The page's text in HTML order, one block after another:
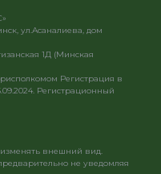
ул.Асаналиева, дом
1Д (Минская
Регистрация в
Регистрационный
внешний вид.
не уведомляя